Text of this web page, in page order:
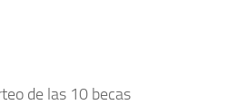
de las 10 becas